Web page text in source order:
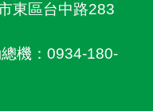
東區台中路283
機：0934-180-